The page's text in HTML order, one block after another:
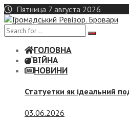
Skip
to
content
Пятница 7 августа 2026
ГОЛОВНА
ВІЙНА
НОВИНИ
Статуетки як ідеальний
03.06.2026